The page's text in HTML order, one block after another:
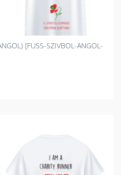
[FUSS-SZIVBOL-ANGOL-